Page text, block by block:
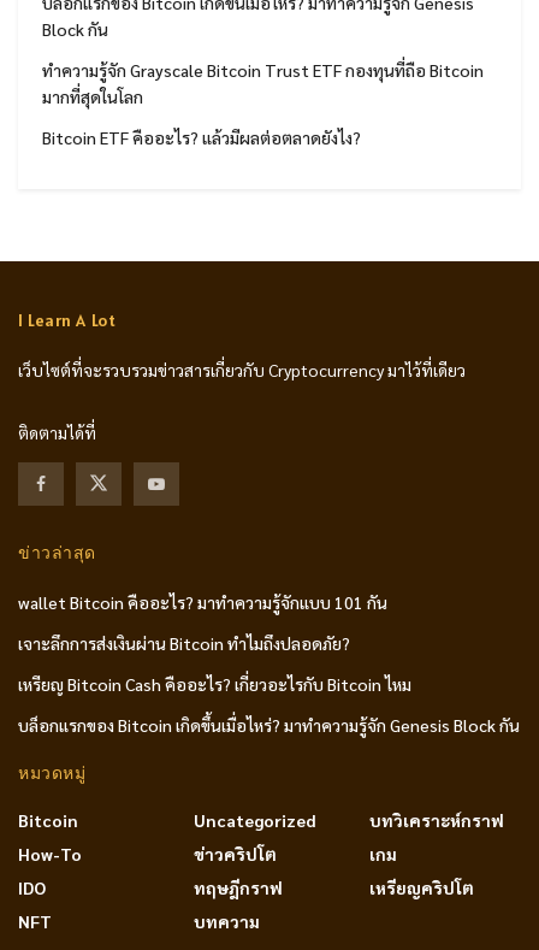
Block กัน
ทำความรู้จัก Grayscale Bitcoin Trust ETF กองทุนที่ถือ Bitcoin
มากที่สุดในโลก
Bitcoin ETF คืออะไร? แล้วมีผลต่อตลาดยังไง?
I Learn A Lot
เว็บไซต์ที่จะรวบรวมข่าวสารเกี่ยวกับ Cryptocurrency มาไว้ที่เดียว
ติดตามได้ที่
ข่าวล่าสุด
wallet Bitcoin คืออะไร? มาทำความรู้จักแบบ 101 กัน
เจาะลึกการส่งเงินผ่าน Bitcoin ทำไมถึงปลอดภัย?
เหรียญ Bitcoin Cash คืออะไร? เกี่ยวอะไรกับ Bitcoin ไหม
บล็อกแรกของ Bitcoin เกิดขึ้นเมื่อไหร่? มาทำความรู้จัก Genesis Block กัน
หมวดหมู่
Bitcoin
How-To
IDO
NFT
Uncategorized
ข่าวคริปโต
ทฤษฎีกราฟ
บทความ
บทวิเคราะห์กราฟ
เกม
เหรียญคริปโต